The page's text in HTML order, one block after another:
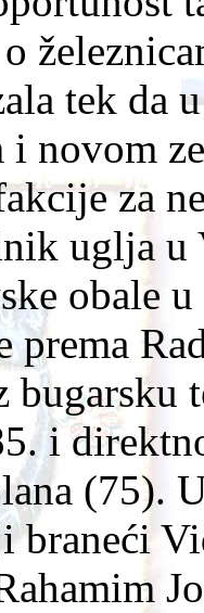
tek da
i novom
za
uglja
obale
prema
i
(75).
braneći